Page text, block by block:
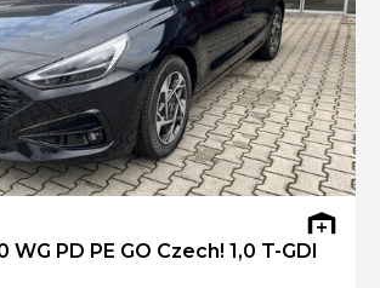
WG PD PE GO Czech! 1,0 T-GDI